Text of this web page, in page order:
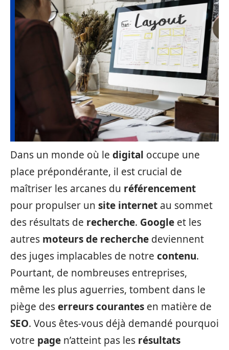
Dans un monde où le digital occupe une
place prépondérante, il est crucial de
maîtriser les arcanes du référencement
pour propulser un site internet au sommet
des résultats de recherche. Google et les
autres moteurs de recherche deviennent
des juges implacables de notre contenu.
Pourtant, de nombreuses entreprises,
même les plus aguerries, tombent dans le
piège deserreurs courantes en matière de
SEO. Vous êtes-vous déjà demandé pourquoi
votre page n’atteint pas les résultats